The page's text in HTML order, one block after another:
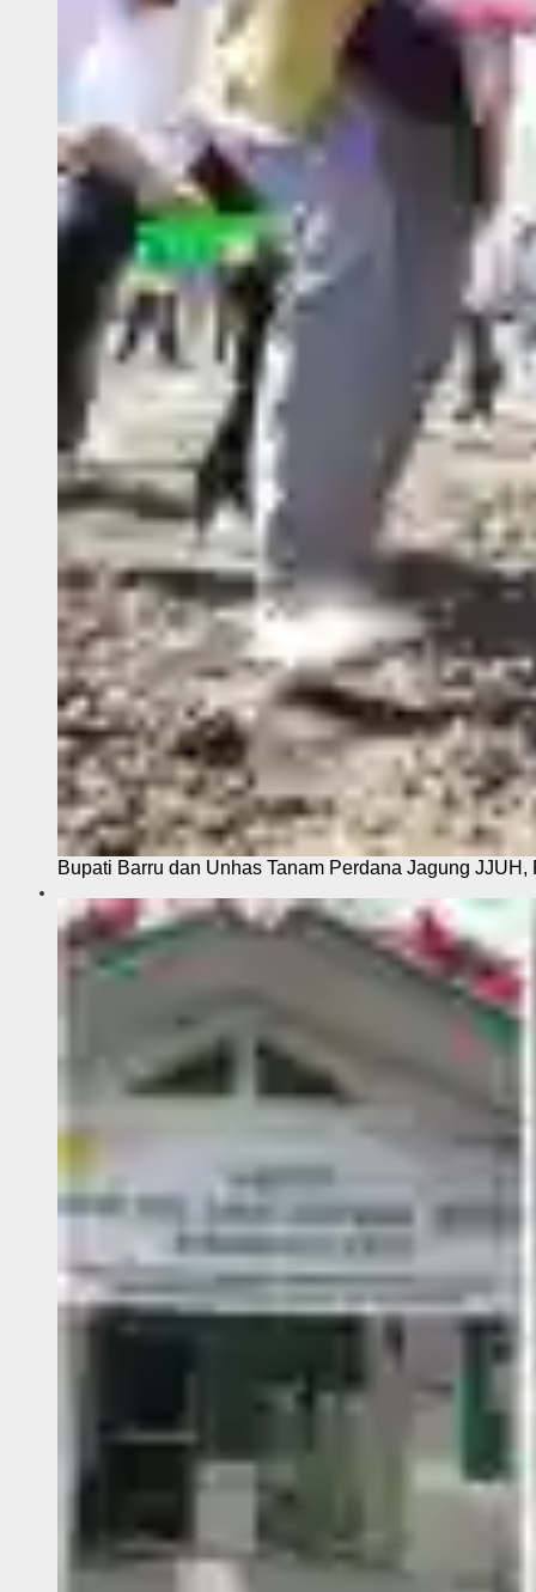
Bupati Barru dan Unhas Tanam Perdana Jagung